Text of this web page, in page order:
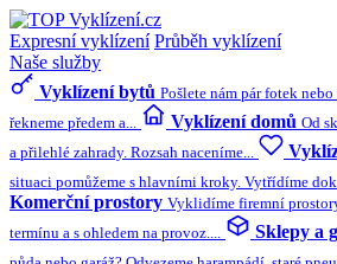
Expresní vyklízení Průběh vyklízení
Naše služby
Vyklízení bytů Pošlete nám pár fotek
řekneme předem a...
Vyklízení domů Od
a přilehlé zahrady. Rozsah naceníme...
situaci pomůžeme s hlavními kroky. Vytřídíme
Komerční prostory Vyklidíme firemní
termínu a s ohledem na provoz....
Sklepy a